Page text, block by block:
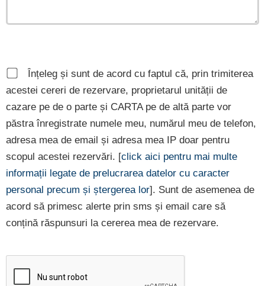
Înțeleg și sunt de acord cu faptul că, prin trimiterea
acestei cereri de rezervare, proprietarul unității de
cazare pe de o parte și CARTA pe de altă parte vor
păstra înregistrate numele meu, numărul meu de telefon,
adresa mea de email și adresa mea IP doar pentru
scopul acestei rezervări. [click aici pentru mai multe
informații legate de prelucrarea datelor cu caracter
personal precum și ștergerea lor]. Sunt de asemenea de
acord să primesc alerte prin sms și email care să
conțină răspunsuri la cererea mea de rezervare.